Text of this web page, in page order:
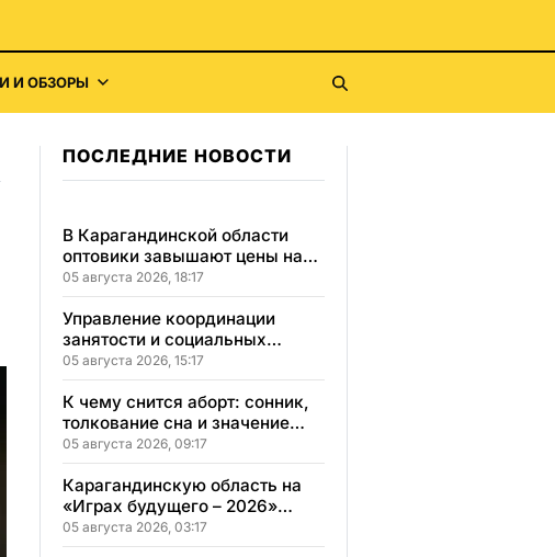
И ОБЗОРЫ
ПОСЛЕДНИЕ НОВОСТИ
В Карагандинской области
оптовики завышают цены на
продукты до 50%
05 августа 2026, 18:17
Управление координации
занятости и социальных
программ Карагандинской
области сменило место
расположения
05 августа 2026, 15:17
К чему снится аборт: сонник,
толкование сна и значение
увиденного
05 августа 2026, 09:17
Карагандинскую область на
«Играх будущего – 2026»
представят два коллектива
05 августа 2026, 03:17